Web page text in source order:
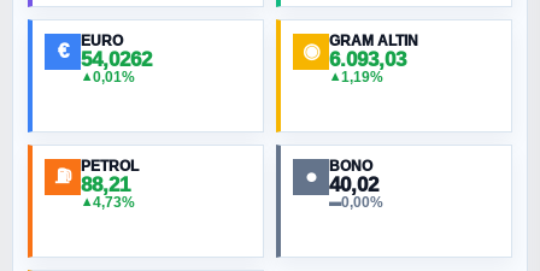
€ EURO
54,0262
▲0,01%
◉ GRAM ALTIN
6.093,03
▲1,19%
⛽ PETROL
88,21
▲4,73%
● BONO
40,02
▬0,00%